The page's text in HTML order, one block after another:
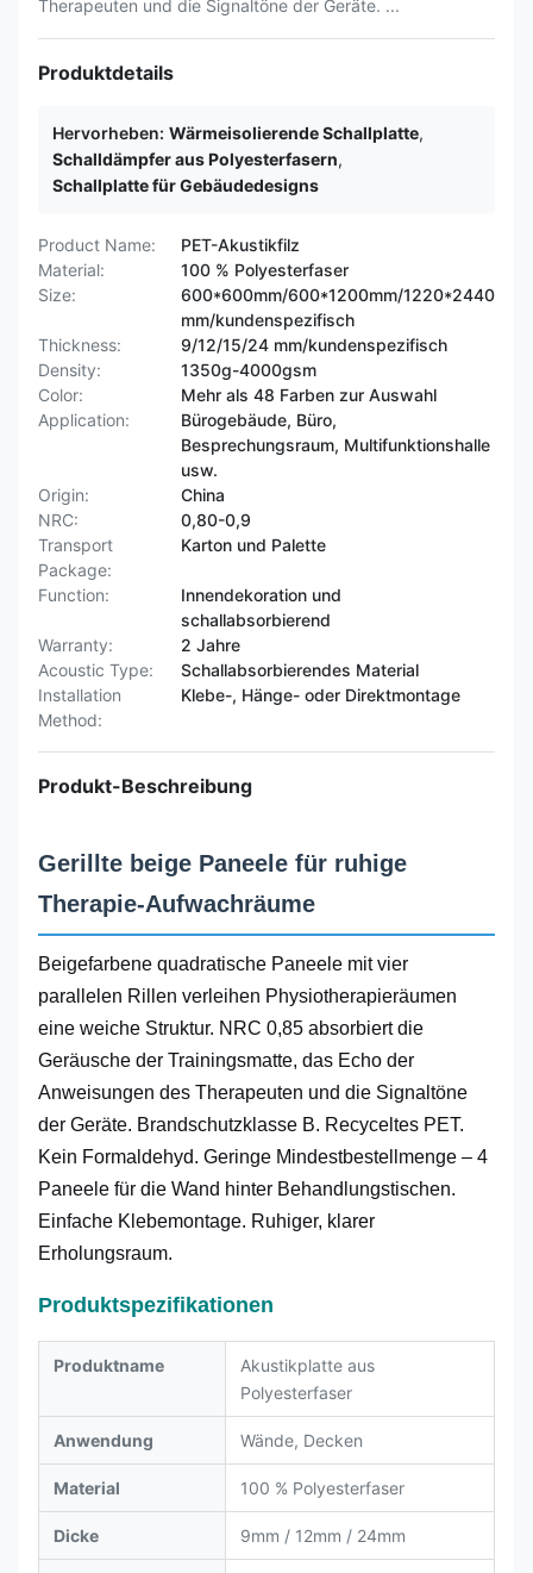
Therapeuten und die Signaltöne der Geräte. ...
Produktdetails
Hervorheben: Wärmeisolierende Schallplatte,
Schalldämpfer aus Polyesterfasern,
Schallplatte für Gebäudedesigns
Product Name:
PET-Akustikfilz
Material:
100 % Polyesterfaser
Size:
600*600mm/600*1200mm/1220*2440
mm/kundenspezifisch
Thickness:
9/12/15/24 mm/kundenspezifisch
Density:
1350g-4000gsm
Color:
Mehr als 48 Farben zur Auswahl
Application:
Bürogebäude, Büro,
Besprechungsraum, Multifunktionshalle
usw.
Origin:
China
NRC:
0,80-0,9
Transport
Package:
Karton und Palette
Function:
Innendekoration und
schallabsorbierend
Warranty:
2 Jahre
Acoustic Type:
Schallabsorbierendes Material
Installation
Method:
Klebe-, Hänge- oder Direktmontage
Produkt-Beschreibung
Gerillte beige Paneele für ruhige
Therapie-Aufwachräume
Beigefarbene quadratische Paneele mit vier
parallelen Rillen verleihen Physiotherapieräumen
eine weiche Struktur. NRC 0,85 absorbiert die
Geräusche der Trainingsmatte, das Echo der
Anweisungen des Therapeuten und die Signaltöne
der Geräte. Brandschutzklasse B. Recyceltes PET.
Kein Formaldehyd. Geringe Mindestbestellmenge – 4
Paneele für die Wand hinter Behandlungstischen.
Einfache Klebemontage. Ruhiger, klarer
Erholungsraum.
Produktspezifikationen
Produktname
Akustikplatte aus
Polyesterfaser
Anwendung Wände, Decken
Material 100 % Polyesterfaser
Dicke 9mm / 12mm / 24mm